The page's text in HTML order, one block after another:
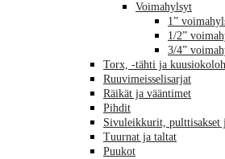
Voimahylsyt
1”
1/2”
3/4”
Torx, -tähti ja
Ruuvimeisselisarjat
Räikät ja vääntimet
Pihdit
Sivuleikkurit,
Tuurnat ja taltat
Puukot